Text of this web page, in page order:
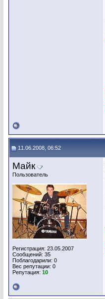
11.06.2008, 06:52
Майк
Пользователь
Регистрация: 23.05.2007
Сообщений: 35
Поблагодарили: 0
Вес репутации: 0
Репутация: 10